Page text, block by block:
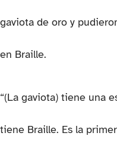
gaviota de oro y
en Braille.
“(La gaviota) tiene una
tiene Braille. Es la